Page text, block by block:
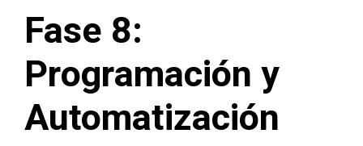
Fase 8:
Programación y
Automatización